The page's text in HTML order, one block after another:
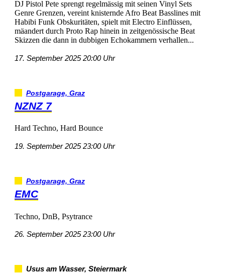
DJPistolPetesprengtregelmässigmitseinenVinylSets
GenreGrenzen,vereintknisterndeAfroBeatBasslinesmit
HabibiFunkObskuritäten,spieltmitElectroEinflüssen,
mäandertdurchProtoRaphineininzeitgenössischeBeat
SkizzendiedannindubbigenEchokammernverhallen...
17.September202520:00Uhr
Postgarage,Graz
NZNZ7
HardTechno,HardBounce
19.September202523:00Uhr
Postgarage,Graz
EMC
Techno,DnB,Psytrance
26.September202523:00Uhr
UsusamWasser,Steiermark